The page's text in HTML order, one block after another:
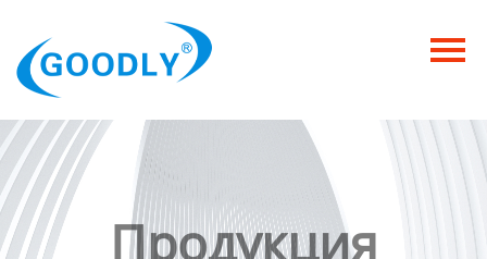
Продукция
ОТРАСЛИ
Категория
Новости Продукция